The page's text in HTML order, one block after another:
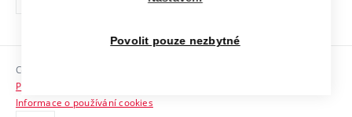
odkaz)
Sociální bezpečí
HR Award
Copyright © 2026 VUT
Prohlášení o přístupnosti
Informace o používání cookies
Povolit pouze nezbytné